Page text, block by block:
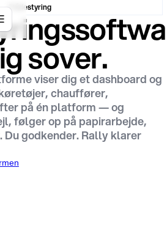
Flådestyring
sover.
viser dig et dashboard og
chauffører,
på én platform — og
følger op på papirarbejde,
godkender. Rally klarer